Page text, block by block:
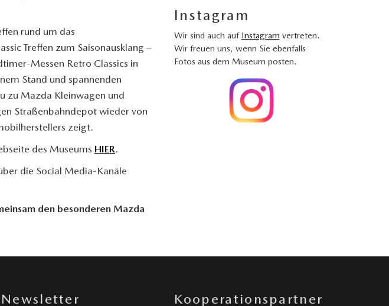
rund um das
Treffen zum Saisonausklang –
Messen Retro Classics in
Stand und spannenden
zu Mazda Kleinwagen und
Straßenbahndepot wieder von
zeigt.
des Museums HIER.
die Social Media-Kanäle
den besonderen Mazda
Instagram
Wir sind auch auf Instagram vertreten.
Wir freuen uns, wenn Sie ebenfalls
Fotos aus dem Museum posten.
Newsletter Kooperationspartner